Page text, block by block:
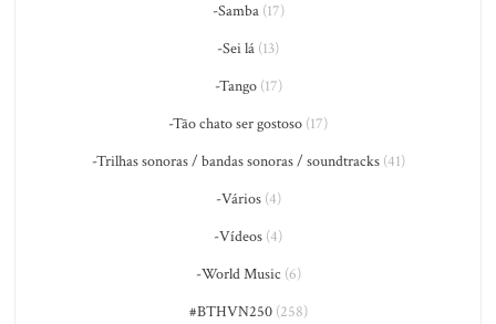
-Samba(17)
-Sei lá (13)
-Tango(17)
-Tão chato ser gostoso (17)
-Trilhas sonoras / bandas sonoras / soundtracks(41)
-Vários(4)
-Vídeos (4)
-World Music (6)
#BTHVN250(258)